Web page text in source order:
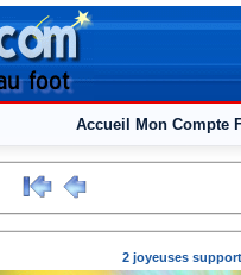
Accueil Mon Compte
2 joyeuses